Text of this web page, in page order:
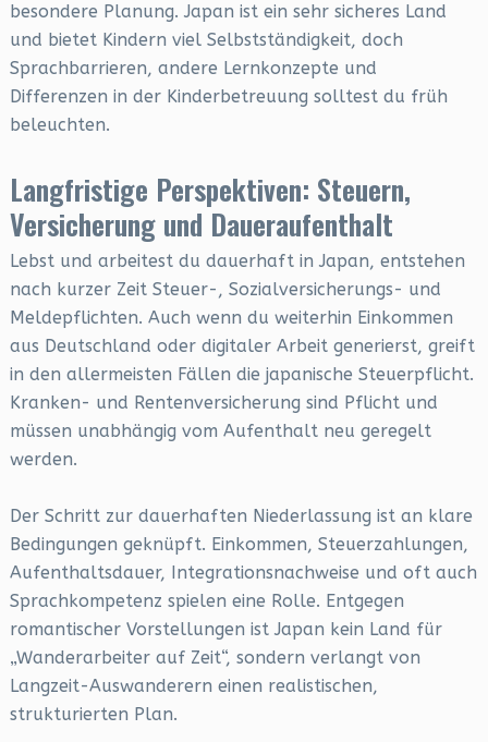
besondere Planung. Japan ist ein sehr sicheres Land
und bietet Kindern viel Selbstständigkeit, doch
Sprachbarrieren, andere Lernkonzepte und
Differenzen in der Kinderbetreuung solltest du früh
beleuchten.
Langfristige Perspektiven: Steuern,
Versicherung und Daueraufenthalt
Lebst und arbeitest du dauerhaft in Japan, entstehen
nach kurzer Zeit Steuer-, Sozialversicherungs- und
Meldepflichten. Auch wenn du weiterhin Einkommen
aus Deutschland oder digitaler Arbeit generierst, greift
in den allermeisten Fällen die japanische Steuerpflicht.
Kranken- und Rentenversicherung sind Pflicht und
müssen unabhängig vom Aufenthalt neu geregelt
werden.
Der Schritt zur dauerhaften Niederlassung ist an klare
Bedingungen geknüpft. Einkommen, Steuerzahlungen,
Aufenthaltsdauer, Integrationsnachweise und oft auch
Sprachkompetenz spielen eine Rolle. Entgegen
romantischer Vorstellungen ist Japan kein Land für
„Wanderarbeiter auf Zeit“, sondern verlangt von
Langzeit-Auswanderern einen realistischen,
strukturierten Plan.